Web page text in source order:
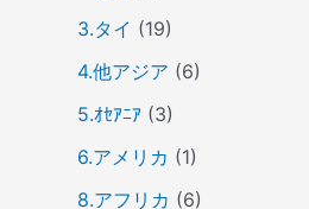
3.タイ (19)
4.他アジア (6)
5.ｵｾｱﾆｱ(3)
6.アメリカ (1)
8.アフリカ (6)